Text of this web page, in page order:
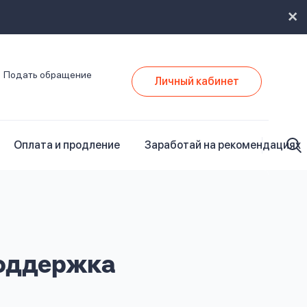
Подать обращение Личный кабинет
Оплата и продление Заработай на рекомендациях